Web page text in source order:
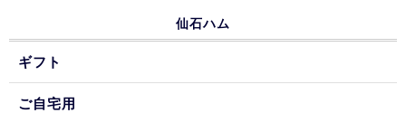
仙石ハム
ギフト
ご自宅用